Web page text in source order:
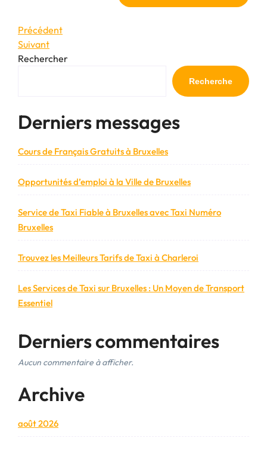
Navigation
de
Article
précédent
Précédent
Article
suivant
Suivant
Rechercher
Recherche
Derniers messages
Cours de Français Gratuits à Bruxelles
Opportunités d’emploi à la Ville de Bruxelles
Service de Taxi Fiable à Bruxelles avec Taxi Numéro
Bruxelles
Trouvez les Meilleurs Tarifs de Taxi à Charleroi
Les Services de Taxi sur Bruxelles : Un Moyen de Transport
Essentiel
Derniers commentaires
Aucun commentaire à afficher.
Archive
août 2026